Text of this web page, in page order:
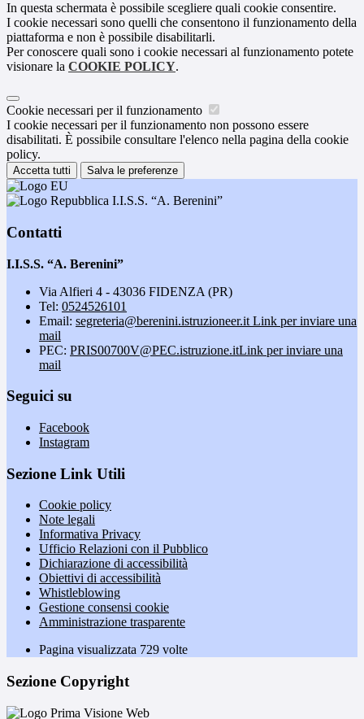
In questa schermata è possibile scegliere quali cookie consentire.
I cookie necessari sono quelli che consentono il funzionamento della
piattaforma e non è possibile disabilitarli.
Per conoscere quali sono i cookie necessari al funzionamento potete
visionare la COOKIE POLICY.
Cookie necessari per il funzionamento
I cookie necessari per il funzionamento non possono essere
disabilitati. È possibile consultare l'elenco nella pagina della cookie
policy.
Accetta tutti Salva le preferenze
I.I.S.S. “A. Berenini”
Contatti
I.I.S.S. “A. Berenini”
Via Alfieri 4 - 43036 FIDENZA (PR)
Tel: 0524526101
Email: segreteria@berenini.istruzioneer.it Link per inviare una
mail
PEC: PRIS00700V@PEC.istruzione.itLink per inviare una
mail
Seguici su
Facebook
Instagram
Sezione Link Utili
Cookie policy
Note legali
Informativa Privacy
Ufficio Relazioni con il Pubblico
Dichiarazione di accessibilità
Obiettivi di accessibilità
Whistleblowing
Gestione consensi cookie
Amministrazione trasparente
Pagina visualizzata 729 volte
Sezione Copyright